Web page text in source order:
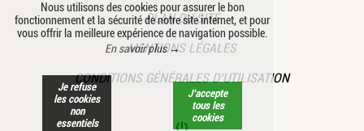
Nous utilisons des cookies pour assurer le bon
fonctionnement et la sécurité de notre site internet, et pour
vous offrir la meilleure expérience de navigation possible.
En savoir plus →
Je refuse
les cookies
non
essentiels
J’accepte
tous les
cookies
PLAN DU SITE
MENTIONS LÉGALES
CONDITIONS GÉNÉRALES D’UTILISATION